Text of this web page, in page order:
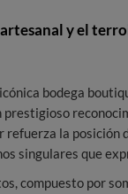
y el
bodega
prestigioso
refuerza la
singulares que
compuesto por